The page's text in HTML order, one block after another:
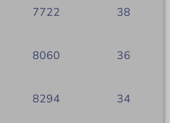
7722 38
8060 36
8294 34